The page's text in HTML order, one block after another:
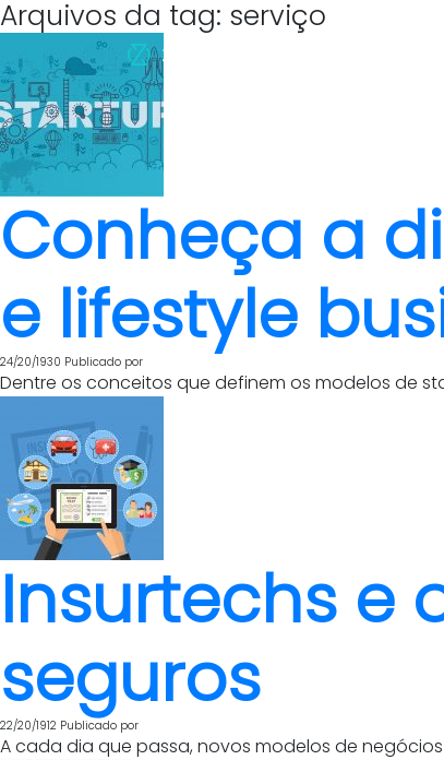
Arquivos da tag: serviço
Conheça a
e lifestyle
24/20/1930 Publicado por
Dentre os conceitos que definem os modelos de
Insurtechs e
seguros
22/20/1912 Publicado por
A cada dia que passa, novos modelos de